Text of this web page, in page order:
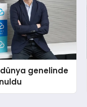
genelinde